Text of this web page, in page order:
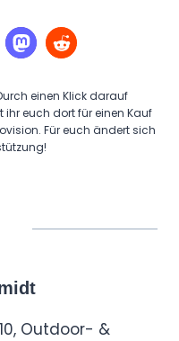
einen Klick darauf
ihr euch dort für einen Kauf
Für euch ändert sich
Outdoor- &